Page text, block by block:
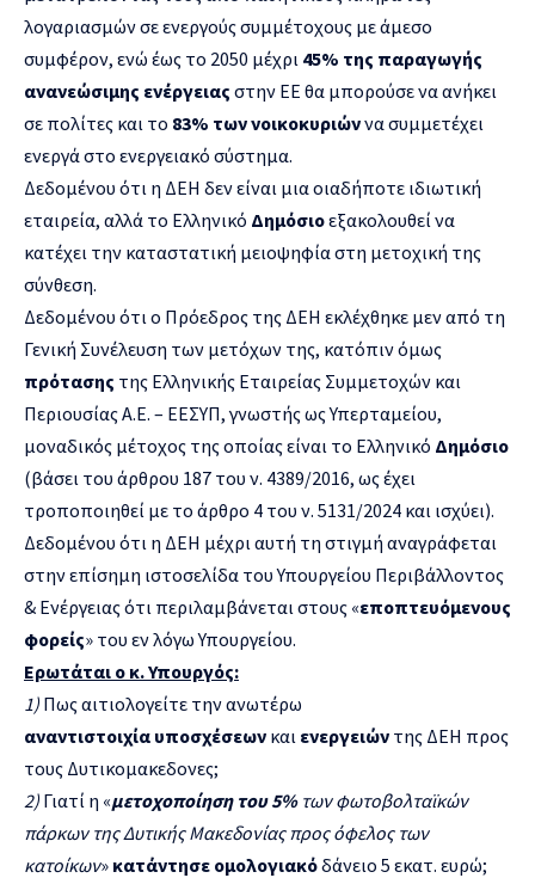
λογαριασμών σε ενεργούς συμμέτοχους με άμεσο
συμφέρον, ενώ έως το 2050 μέχρι 45% της παραγωγής
ανανεώσιμης ενέργειας στην ΕΕ θα μπορούσε να ανήκει
σε πολίτες και το 83% των νοικοκυριώννα συμμετέχει
ενεργά στο ενεργειακό σύστημα.
Δεδομένου ότι η ΔΕΗ δεν είναι μια οιαδήποτε ιδιωτική
εταιρεία, αλλά το Ελληνικό Δημόσιοεξακολουθεί να
κατέχει την καταστατική μειοψηφία στη μετοχική της
σύνθεση.
Δεδομένου ότι ο Πρόεδρος της ΔΕΗ εκλέχθηκε μεν από τη
Γενική Συνέλευση των μετόχων της, κατόπιν όμως
πρότασης της Ελληνικής Εταιρείας Συμμετοχών και
Περιουσίας Α.Ε. – ΕΕΣΥΠ, γνωστής ως Υπερταμείου,
μοναδικός μέτοχος της οποίας είναι το Ελληνικό Δημόσιο
(βάσει του άρθρου 187 του ν. 4389/2016, ως έχει
τροποποιηθεί με το άρθρο 4 του ν. 5131/2024 και ισχύει).
Δεδομένου ότι η ΔΕΗ μέχρι αυτή τη στιγμή αναγράφεται
στην επίσημη ιστοσελίδα του Υπουργείου Περιβάλλοντος
& Ενέργειας ότι περιλαμβάνεται στους «εποπτευόμενους
φορείς» του εν λόγω Υπουργείου.
Ερωτάται ο κ. Υπουργός:
1) Πως αιτιολογείτε την ανωτέρω
αναντιστοιχία υποσχέσεων και ενεργειών της ΔΕΗ προς
τους Δυτικομακεδονες;
2) Γιατί η «μετοχοποίηση του 5%των φωτοβολταϊκών
πάρκων της Δυτικής Μακεδονίας προς όφελος των
κατοίκων»κατάντησε ομολογιακόδάνειο 5 εκατ. ευρώ;